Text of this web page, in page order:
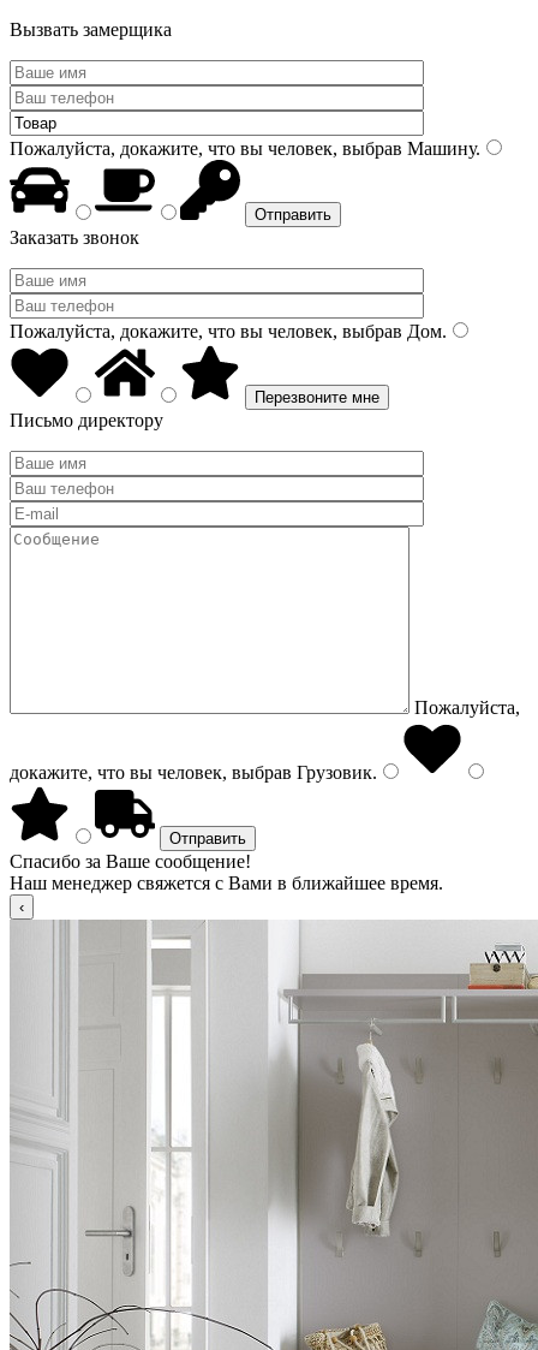
Вызвать замерщика
Пожалуйста, докажите, что вы человек, выбрав Машину.
Заказать звонок
Пожалуйста, докажите, что вы человек, выбрав Дом.
Письмо директору
Пожалуйста,
докажите, что вы человек, выбрав Грузовик.
Спасибо за Ваше сообщение!
Наш менеджер свяжется с Вами в ближайшее время.